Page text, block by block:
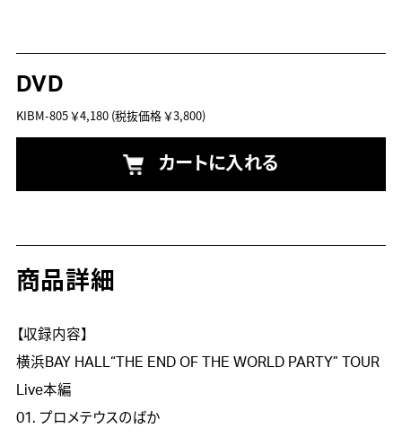
DVD
KIBM-805￥4,180(税抜価格 ￥3,800)
カートに入れる
商品詳細
【収録内容】
横浜BAY HALL“THE END OF THE WORLD PARTY” TOUR
Live本編
01. プロメテウスのばか